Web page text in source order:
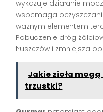
wykazuje działanie
wspomaga
ważnym elementem
Pobudzenie dróg
tłuszczów i zmniejsza
Jakie zioła
trzustki?